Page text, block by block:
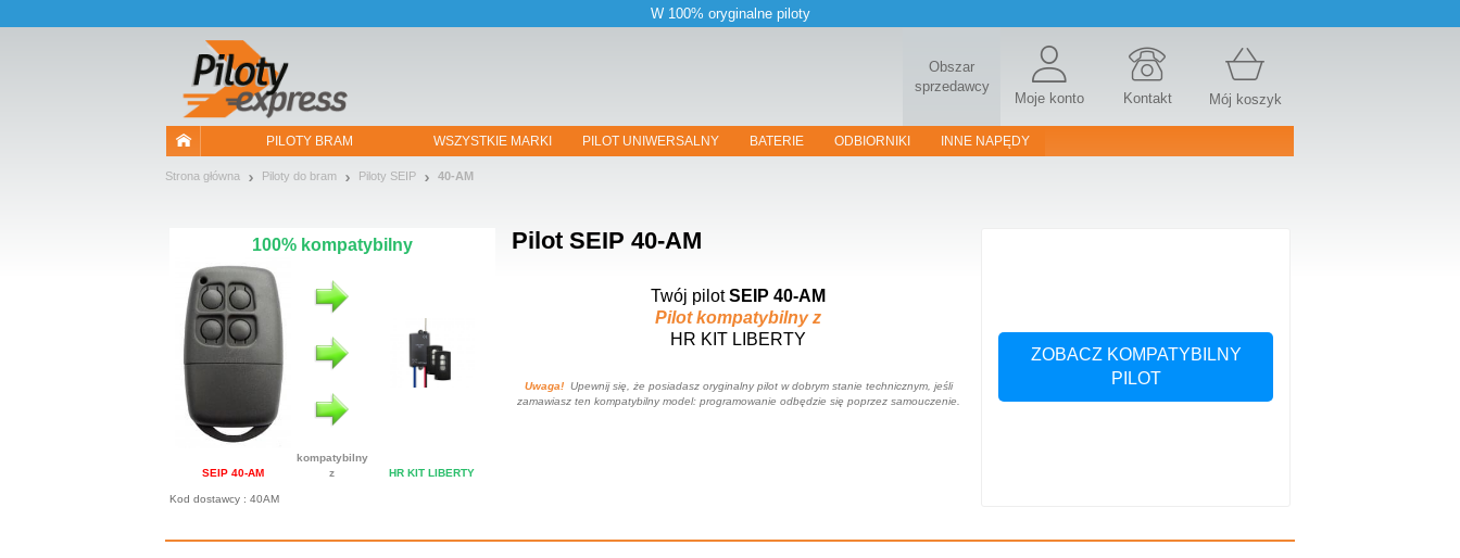
W 100% oryginalne piloty
Obszar
sprzedawcy
Moje konto Kontakt Mój koszyk
PILOTY BRAM WSZYSTKIE MARKI PILOT UNIWERSALNY BATERIE ODBIORNIKI INNE NAPĘDY
Strona główna Piloty do bram Piloty SEIP 40-AM
Pilot SEIP 40-AM
100% kompatybilny
SEIP 40-AM
kompatybilny
z
HR KIT LIBERTY
Twój pilotSEIP 40-AM
Pilot kompatybilny z
HR KIT LIBERTY
Uwaga!Upewnij się, że posiadasz oryginalny pilot w dobrym stanie technicznym, jeśli
zamawiasz ten kompatybilny model: programowanie odbędzie się poprzez samouczenie.
ZOBACZ KOMPATYBILNY
PILOT
Kod dostawcy : 40AM